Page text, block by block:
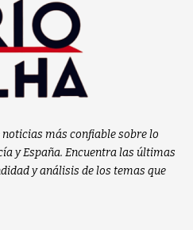
más confiable sobre lo
y España. Encuentra las últimas
y análisis de los temas que